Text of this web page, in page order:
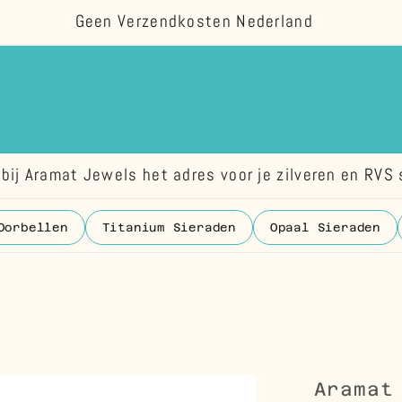
Geen Verzendkosten Nederland
Aramat Jewels het adres voor je zilveren en RVS
Titanium Sieraden Opaal Sieraden